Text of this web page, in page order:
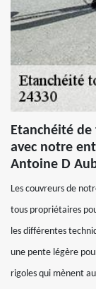
Etanchéité
avec notre
Antoine D
Les couvreurs de
tous propriétaires
les différentes
une pente légère
rigoles qui mènent